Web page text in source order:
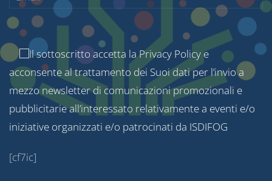
Il sottoscritto accetta laPrivacy Policy e
acconsente al trattamento dei Suoi dati per l’invio a
mezzo newsletter di comunicazioni promozionali e
pubblicitarie all’interessato relativamente a eventi e/o
iniziative organizzati e/o patrocinati da ISDIFOG
[cf7ic]